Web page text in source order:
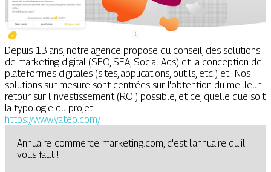
Depuis 13 ans, notre agence propose du conseil, des solutions
de marketing digital (SEO, SEA, Social Ads) et la conception de
plateformes digitales (sites, applications, outils, etc.) et . Nos
solutions sur mesure sont centrées sur l'obtention du meilleur
retour sur l'investissement (ROI) possible, et ce, quelle que soit
la typologie du projet.
https://www.yateo.com/
Annuaire-commerce-marketing.com, c'est l'annuaire qu'il
vous faut !